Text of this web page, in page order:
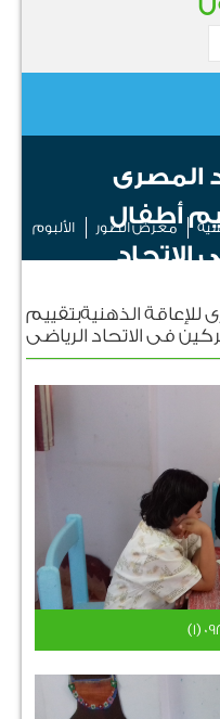
المصرى
أطفال
الاتحاد
معرض الصور الألبوم
للإعاقة الذهنيةبتقييم
فى الاتحاد الرياضى